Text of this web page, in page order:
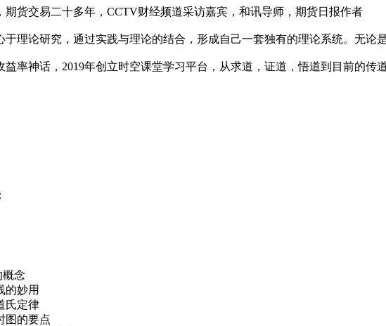
期货交易二十多年，CCTV财经频道采访嘉宾，和讯导师，期货日报作者
于理论研究，通过实践与理论的结合，形成自己一套独有的理论系统。无论
率神话，2019年创立时空课堂学习平台，从求道，证道，悟道到目前的传道
概念
的妙用
氏定律
图的要点